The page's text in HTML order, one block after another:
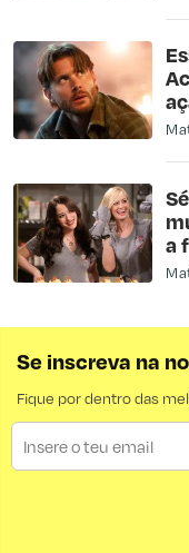
a
Se inscreva na
Fique por dentro das